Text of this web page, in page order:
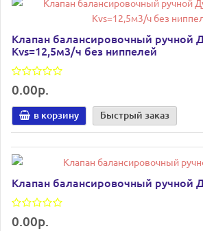
Клапан балансировочный ручной
Kvs=12,5м3/ч без ниппелей
0.00р.
в корзину Быстрый заказ
Клапан балансировочный ручной
0.00р.